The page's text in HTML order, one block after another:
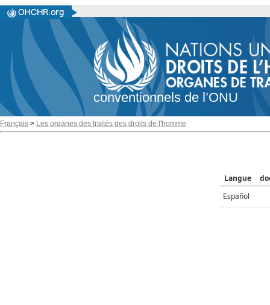
conventionnels de l’ONU
Français > Les organes des traités des droits de l'homme
Langue
Español